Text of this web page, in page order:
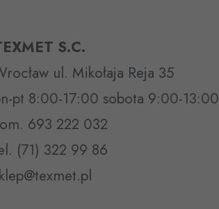
S.C.
ul. Mikołaja Reja 35
pt 8:00-17:00 sobota 9:00-13:00
693 222 032
(71) 322 99 86